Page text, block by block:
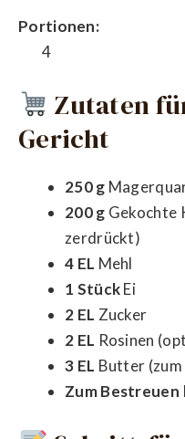
Portionen:
4
Zutaten
Gericht
250 g
200 g Gekochte
zerdrückt)
4 EL Mehl
1 StückEi
2 EL Zucker
2 EL Rosinen
3 EL Butter
Zum Bestreuen